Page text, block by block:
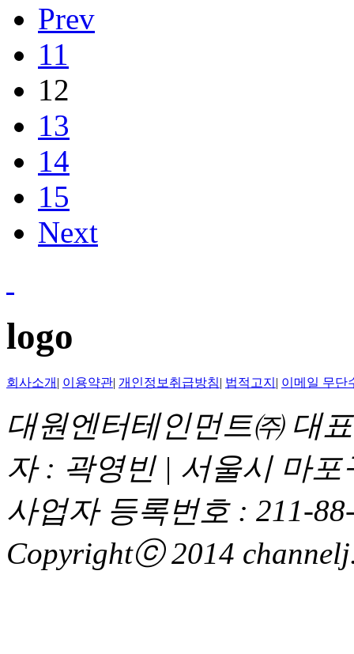
Prev
11
12
13
14
15
Next
logo
회사소개 | 이용약관| 개인정보취급방침| 법적고지 | 이메일 무단
대원엔터테인먼트㈜ 대
자 : 곽영빈 | 서울시 마
사업자 등록번호 : 211-
Copyrightⓒ 2014